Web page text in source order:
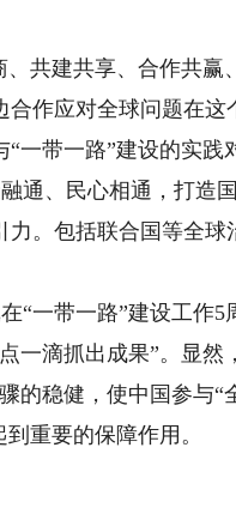
共建共享、合作共赢
作应对全球问题在
“一带一路”建设的实
通、民心相通，打造
力。包括联合国等全
一带一路”建设工作5
一滴抓出成果”。显
的稳健，使中国参与
重要的保障作用。